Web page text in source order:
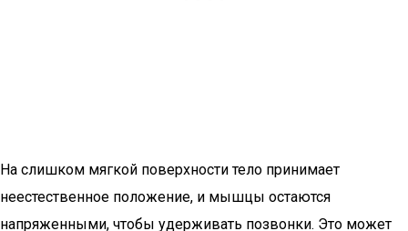
На слишком мягкой поверхности тело принимает
неестественное положение, и мышцы остаются
напряженными, чтобы удерживать позвонки. Это может